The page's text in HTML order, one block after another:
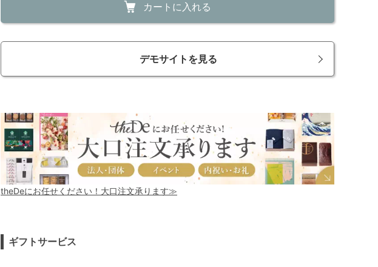
カートに入れる
デモサイトを見る
theDeにお任せください！大口注文承ります≫
ギフトサービス